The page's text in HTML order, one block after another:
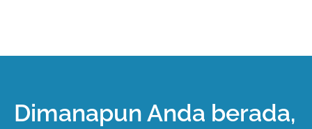
Dimanapun Anda berada,